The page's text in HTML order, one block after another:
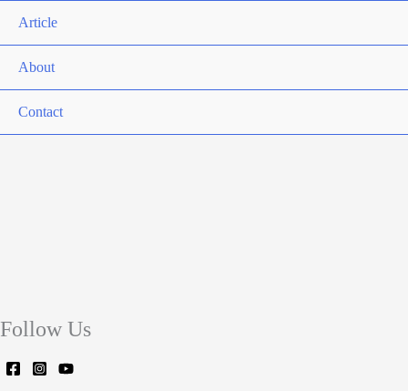
Article
About
Contact
Follow Us